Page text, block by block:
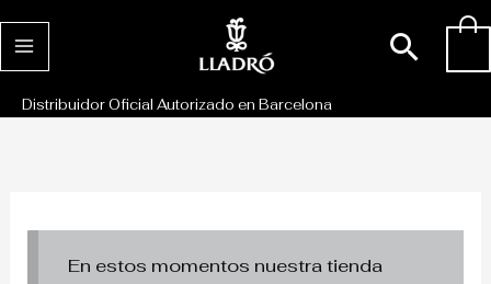
al
Distribuidor Oficial Autorizado en Barcelona
En estos momentos nuestra tienda